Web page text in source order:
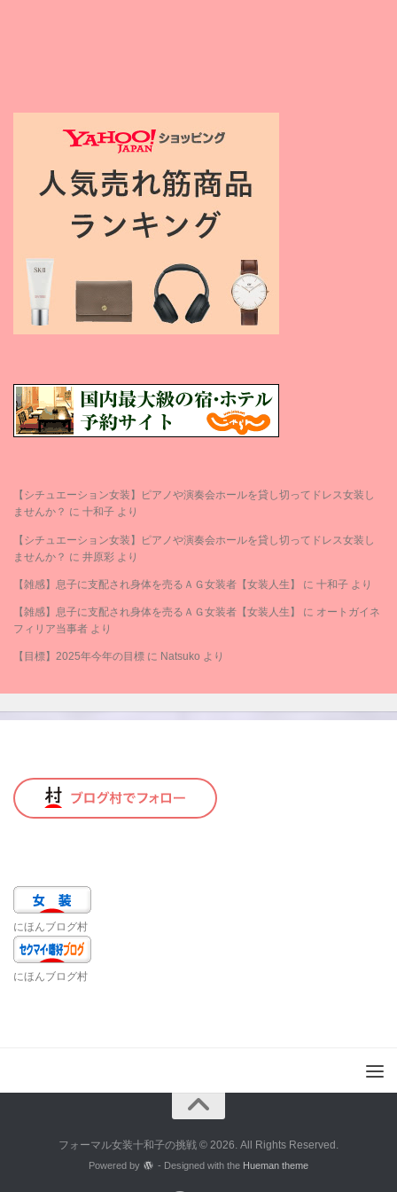
【シチュエーション女装】ピアノや演奏会ホールを貸し切ってドレス女装し
ませんか？ に 十和子 より
【シチュエーション女装】ピアノや演奏会ホールを貸し切ってドレス女装し
ませんか？ に 井原彩 より
【雑感】息子に支配され身体を売るＡＧ女装者【女装人生】 に 十和子 より
【雑感】息子に支配され身体を売るＡＧ女装者【女装人生】 に オートガイネ
フィリア当事者 より
【目標】2025年今年の目標 に Natsuko より
にほんブログ村
にほんブログ村
フォーマル女装十和子の挑戦 © 2026. All Rights Reserved.
Powered by - Designed with the Hueman theme